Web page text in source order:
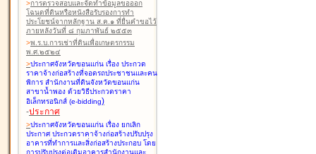
>การตรวจสอบและจัดทำข้อมูลขอออก
โฉนดที่ดินหรือหนังสือรับรองการทำ
ประโยชน์จากหลักฐาน ส.ค.๑ ที่ยื่นคำขอไว้
ภายหลังวันที่ ๘ กุมภาพันธ์ ๒๕๕๓
>พ.ร.บ.การเช่าที่ดินเพื่อเกษตรกรรม
พ.ศ.๒๕๒๔
>ประกาศจังหวัดขอนแก่น เรื่อง ประกวด
ราคาจ้างก่อสร้างที่จอดรถประชาชนและคน
พิการ สำนักงานที่ดินจังหวัดขอนแก่น
สาขาน้ำพอง ด้วยวิธีประกวดราคา
อิเล็กทรอนิกส์ (e-bidding)
-ประกาศ
>ประกาศจังหวัดขอนแก่น เรื่อง ยกเลิก
ประกาศ ประกวดราคาจ้างก่อสร้างปรับปรุง
อาคารที่ทำการและสิ่งก่อสร้างประกอบ โดย